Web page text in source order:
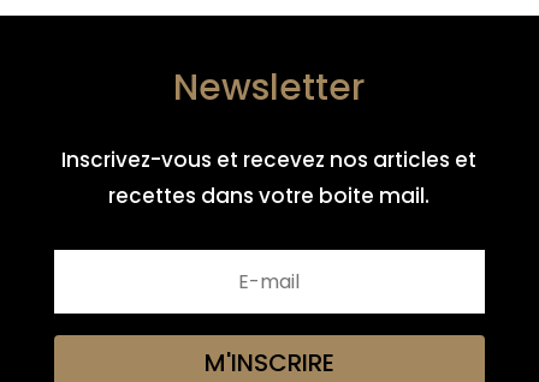
Newsletter
Inscrivez-vous et recevez nos articles et
recettes dans votre boite mail.
M'INSCRIRE